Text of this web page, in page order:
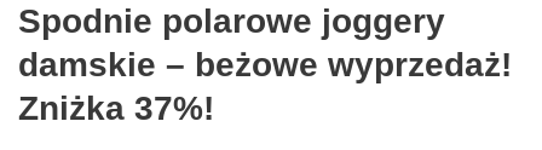
Spodnie polarowe joggery
damskie – beżowe wyprzedaż!
Zniżka 37%!